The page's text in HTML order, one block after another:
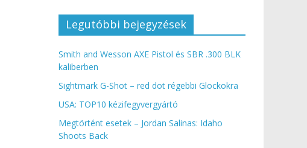
Legutóbbi bejegyzések
Smith and Wesson AXE Pistol és SBR .300 BLK
kaliberben
Sightmark G-Shot – red dot régebbi Glockokra
USA: TOP10 kézifegyvergyártó
Megtörtént esetek – Jordan Salinas: Idaho
Shoots Back